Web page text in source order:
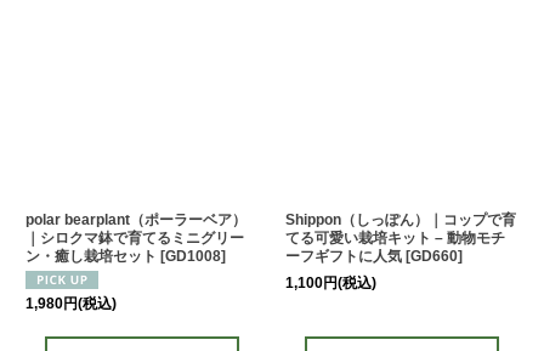
polar bearplant（ポーラーベア）
｜シロクマ鉢で育てるミニグリー
ン・癒し栽培セット [GD1008]
1,980円(税込)
Shippon（しっぽん）｜コップで育
てる可愛い栽培キット – 動物モチ
ーフギフトに人気 [GD660]
1,100円(税込)